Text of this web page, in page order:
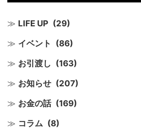
LIFE UP (29)
イベント (86)
お引渡し (163)
お知らせ (207)
お金の話 (169)
コラム (8)